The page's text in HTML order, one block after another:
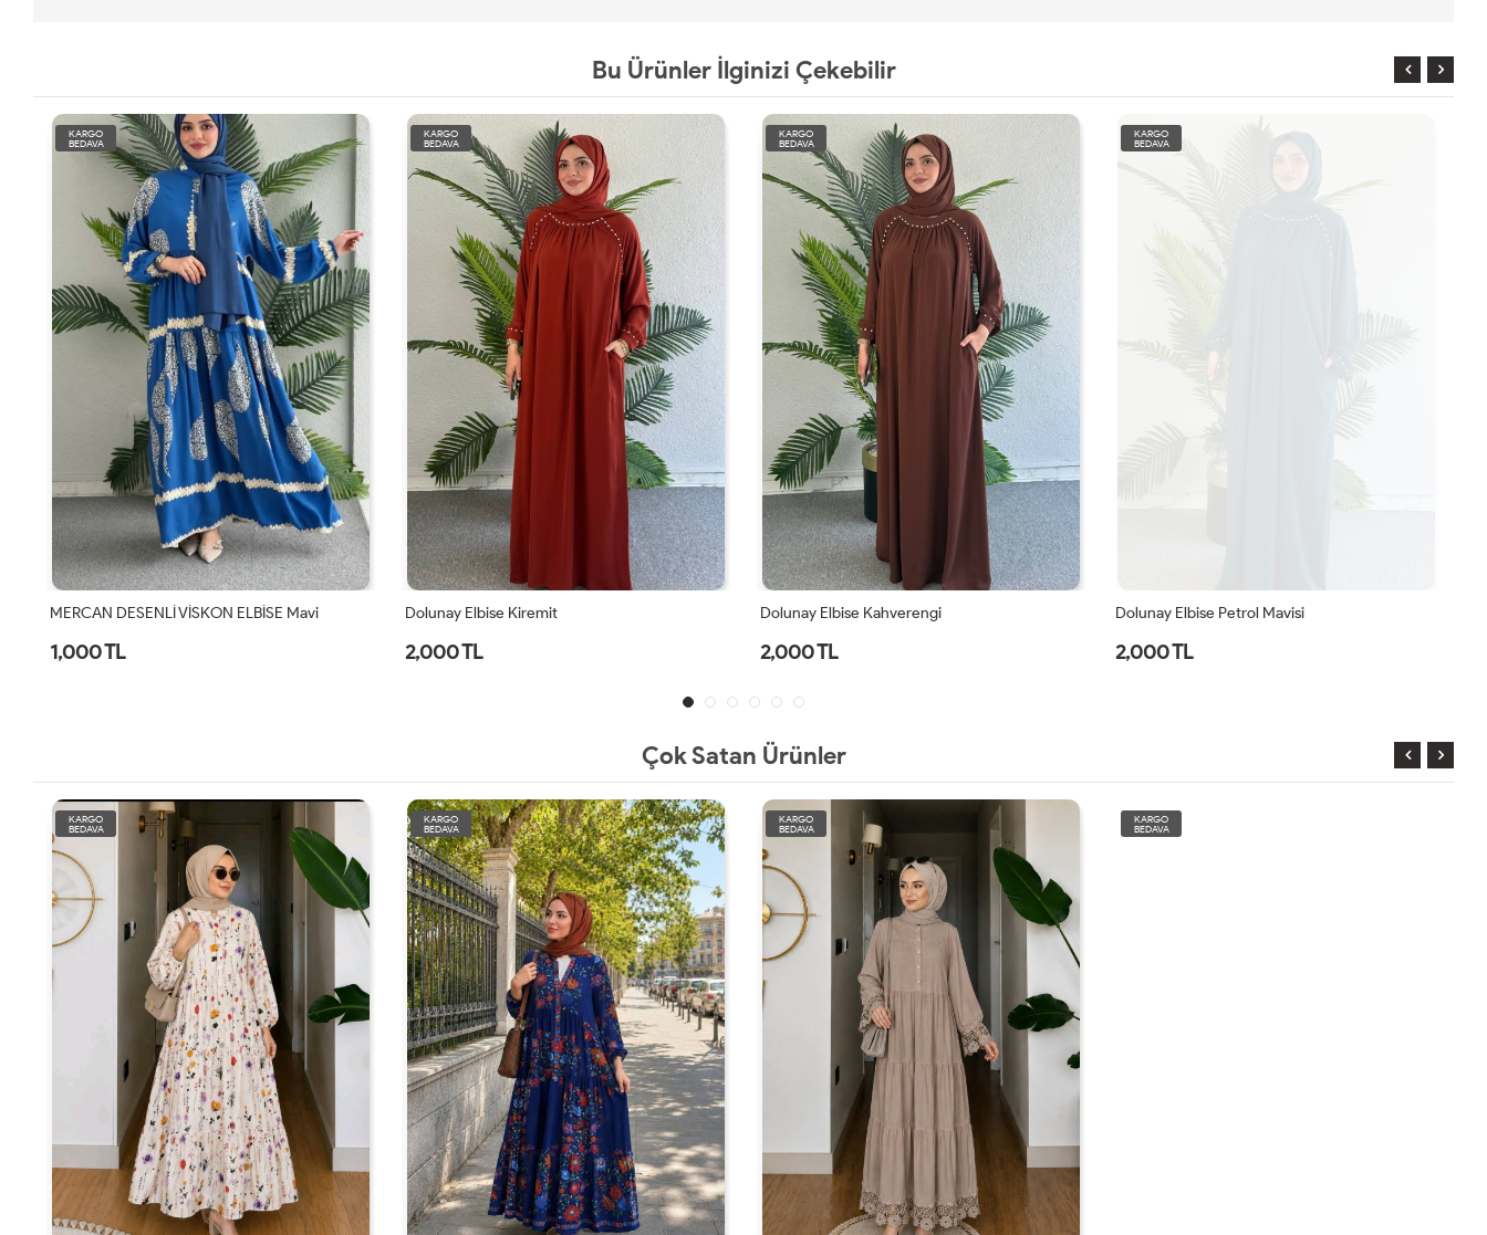
Bu Ürünler İlginizi Çekebilir
KARGO
BEDAVA
MERCAN DESENLİ VİSKON ELBİSE Mavi
1,000 TL
KARGO
BEDAVA
Dolunay Elbise Kiremit
2,000 TL
KARGO
BEDAVA
Dolunay Elbise Kahverengi
2,000 TL
KARGO
BEDAVA
Dolunay Elbise Petrol Mavisi
2,000 TL
Çok Satan Ürünler
KARGO
BEDAVA
KARGO
BEDAVA
KARGO
BEDAVA
KARGO
BEDAVA